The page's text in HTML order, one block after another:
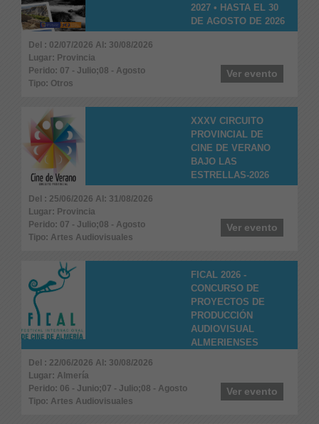
2027 • HASTA EL 30
DE AGOSTO DE 2026
Del : 02/07/2026 Al: 30/08/2026
Lugar: Provincia
Perido: 07 - Julio;08 - Agosto
Tipo: Otros
Ver evento
XXXV CIRCUITO
PROVINCIAL DE
CINE DE VERANO
BAJO LAS
ESTRELLAS-2026
Del : 25/06/2026 Al: 31/08/2026
Lugar: Provincia
Perido: 07 - Julio;08 - Agosto
Tipo: Artes Audiovisuales
Ver evento
FICAL 2026 -
CONCURSO DE
PROYECTOS DE
PRODUCCIÓN
AUDIOVISUAL
ALMERIENSES
Del : 22/06/2026 Al: 30/08/2026
Lugar: Almería
Perido: 06 - Junio;07 - Julio;08 - Agosto
Tipo: Artes Audiovisuales
Ver evento